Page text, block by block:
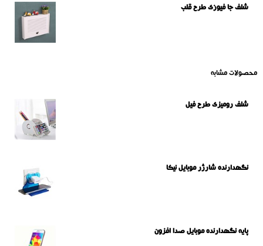
شلف جا فیوزی طرح قلب
محصولات مشابه
شلف رومیزی طرح فیل
نگهدارنده شارژر موبایل نیکا
پایه نگهدارنده موبایل صدا افزون